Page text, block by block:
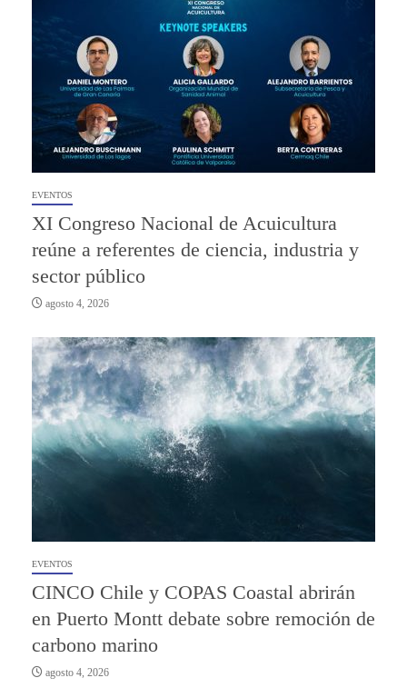
EVENTOS
XI Congreso Nacional de Acuicultura
reúne a referentes de ciencia, industria y
sector público
agosto 4, 2026
EVENTOS
CINCO Chile y COPAS Coastal abrirán
en Puerto Montt debate sobre remoción de
carbono marino
agosto 4, 2026